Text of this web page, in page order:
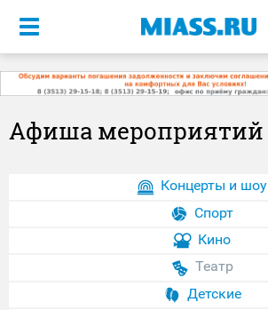
Меню
Афиша мероприятий
Концерты и шоу
Спорт
Кино
Театр
Детские